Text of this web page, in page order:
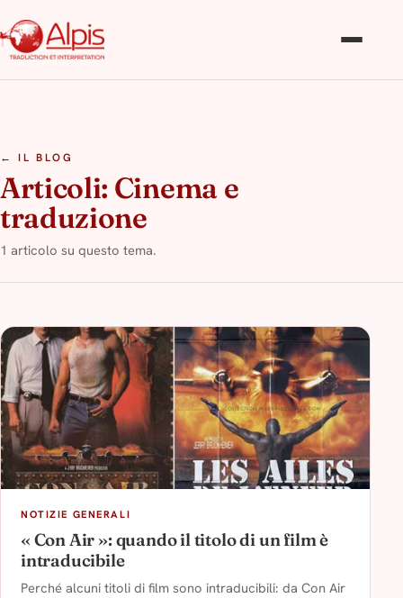
← IL BLOG
Articoli: Cinema e
traduzione
1 articolo su questo tema.
NOTIZIE GENERALI
« Con Air »: quando il titolo di un film è
intraducibile
Perché alcuni titoli di film sono intraducibili: da Con Air